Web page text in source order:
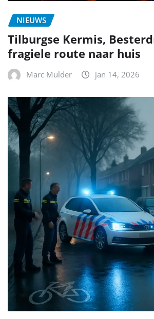
NIEUWS
Tilburgse Kermis,
fragiele route naar huis
Marc Mulder jan 14, 2026